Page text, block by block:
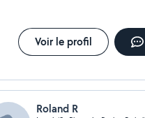
Voir le profil
Roland R